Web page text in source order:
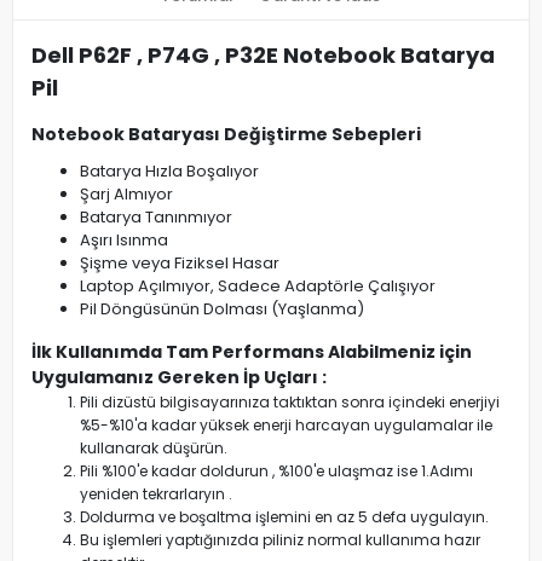
Dell P62F , P74G , P32E Notebook Batarya
Pil
Notebook Bataryası Değiştirme Sebepleri
Batarya Hızla Boşalıyor
Şarj Almıyor
Batarya Tanınmıyor
Aşırı Isınma
Şişme veya Fiziksel Hasar
Laptop Açılmıyor, Sadece Adaptörle Çalışıyor
Pil Döngüsünün Dolması (Yaşlanma)
İlk Kullanımda Tam Performans Alabilmeniz için
Uygulamanız Gereken İp Uçları :
Pili dizüstü bilgisayarınıza taktıktan sonra içindeki enerjiyi
%5-%10'a kadar yüksek enerji harcayan uygulamalar ile
kullanarak düşürün.
Pili %100'e kadar doldurun , %100'e ulaşmaz ise 1.Adımı
yeniden tekrarlaryın .
Doldurma ve boşaltma işlemini en az 5 defa uygulayın.
Bu işlemleri yaptığınızda piliniz normal kullanıma hazır